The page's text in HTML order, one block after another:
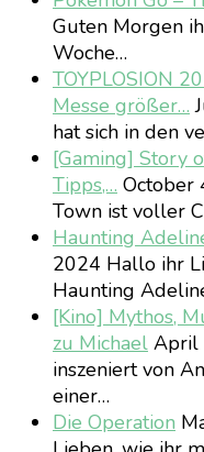
Guten Morgen
Woche…
TOYPLOSION
Messe größer…
hat sich in den
[Gaming] Story
Tipps,… October
Town ist voller
Haunting
2024 Hallo ihr
Haunting
[Kino] Mythos,
zu Michael April
inszeniert von
einer…
Die Operation